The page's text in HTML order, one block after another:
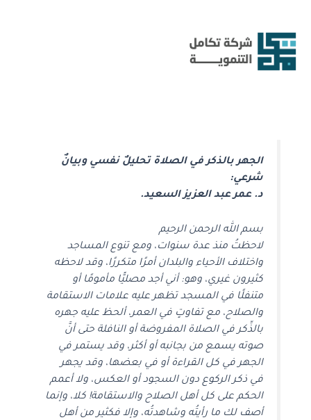
المحتوى
الجهر بالذكر في الصلاة تحليلٌ نفسي وبيانٌ
شرعي:
د. عمر عبد العزيز السعيد.
بسم الله الرحمن الرحيم
لاحظتُ منذ عدة سنوات، ومع تنوع المساجد
واختلاف الأحياء والبلدان أمرًا متكررًا، وقد لاحظه
كثيرون غيري، وهو: أني أجد مصليًّا مأمومًا أو
متنفلًا في المسجد تظهر عليه علامات الاستقامة
والصلاح، مع تفاوتٍ في العمر، ألحظ عليه جهره
بالذِّكر في الصلاة المفروضة أو النافلة حتى أنَّ
صوته يسمع من بجانبه أو أكثر، وقد يستمر في
الجهر في كل القراءة أو في بعضها، وقد يجهر
في ذكر الركوع دون السجود أو العكس، ولا أعمم
الحكم على كل أهل الصلاح والاستقامة! كلا، وإنما
أصف لك ما رأيتُه وشاهدتُه، وإلا فكثير من أهل